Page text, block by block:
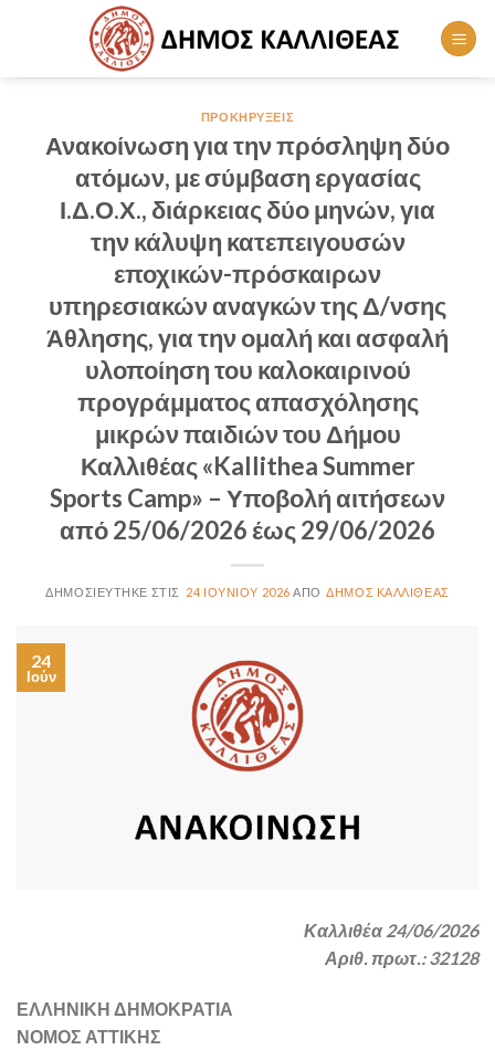
ΠΡΟΚΗΡΎΞΕΙΣ
Ανακοίνωση για την πρόσληψη δύο
ατόμων, με σύμβαση εργασίας
Ι.Δ.Ο.Χ., διάρκειας δύο μηνών, για
την κάλυψη κατεπειγουσών
εποχικών-πρόσκαιρων
υπηρεσιακών αναγκών της Δ/νσης
Άθλησης, για την ομαλή και ασφαλή
υλοποίηση του καλοκαιρινού
προγράμματος απασχόλησης
μικρών παιδιών του Δήμου
Καλλιθέας «Kallithea Summer
Sports Camp» – Υποβολή αιτήσεων
από 25/06/2026 έως 29/06/2026
24 ΙΟΥΝΊΟΥ 2026 ΔΉΜΟΣ ΚΑΛΛΙΘΈΑΣ
24
Ιούν
Καλλιθέα 24/06/2026
Αριθ. πρωτ.: 32128
ΕΛΛΗΝΙΚΗ ΔΗΜΟΚΡΑΤΙΑ
ΝΟΜΟΣ ΑΤΤΙΚΗΣ